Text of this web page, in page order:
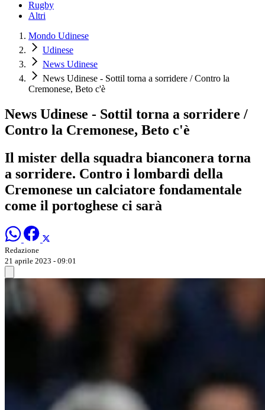
Rugby
Altri
Mondo Udinese
Udinese
News Udinese
News Udinese - Sottil torna a sorridere / Contro la
Cremonese, Beto c'è
News Udinese - Sottil torna a sorridere /
Contro la Cremonese, Beto c'è
Il mister della squadra bianconera torna
a sorridere. Contro i lombardi della
Cremonese un calciatore fondamentale
come il portoghese ci sarà
Redazione
21 aprile 2023 - 09:01